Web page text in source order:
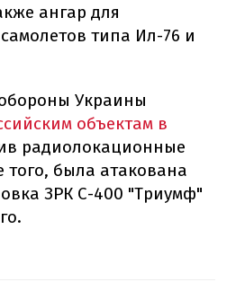
ангар для
типа Ил-76 и
Украины
объектам в
радиолокационные
того, была атакована
ЗРК С-400 "Триумф"